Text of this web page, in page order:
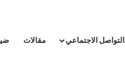
التواصل الاجتماعي مقالات